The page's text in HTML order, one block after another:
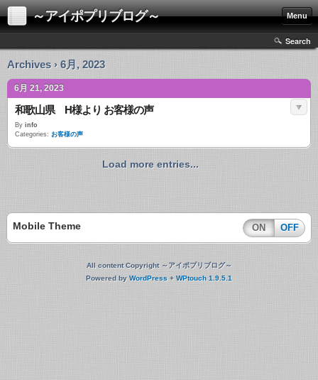
～アイポプリブログ～ Menu
Search
Archives › 6月, 2023
6月 21, 2023
和歌山県 H様より お客様の声
By info
Categories: お客様の声
Load more entries...
Mobile Theme ON OFF
All content Copyright ～アイポプリブログ～
Powered by WordPress + WPtouch 1.9.5.1